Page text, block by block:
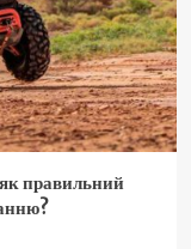
як правильний